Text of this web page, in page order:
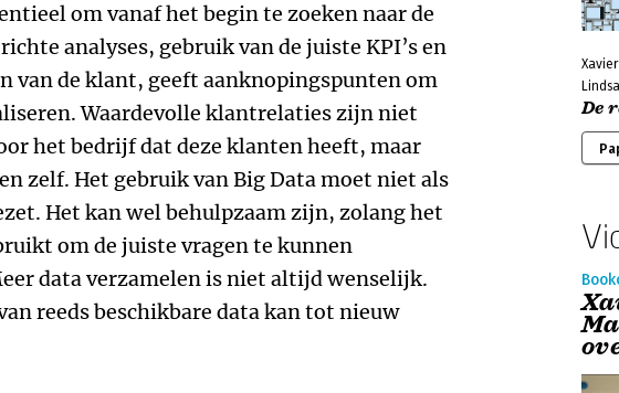
om vanaf het begin te zoeken naar de
analyses, gebruik van de juiste KPI’s en
van de klant, geeft aanknopingspunten om
Waardevolle klantrelaties zijn niet
het bedrijf dat deze klanten heeft, maar
zelf. Het gebruik van Big Data moet niet als
Het kan wel behulpzaam zijn, zolang het
om de juiste vragen te kunnen
data verzamelen is niet altijd wenselijk.
reeds beschikbare data kan tot nieuw
De